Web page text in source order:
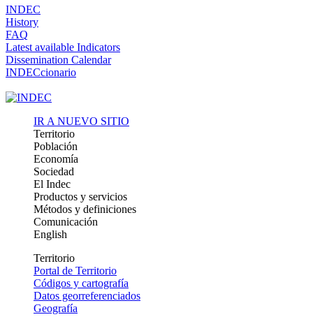
INDEC
History
FAQ
Latest available Indicators
Dissemination Calendar
INDECcionario
IR A NUEVO SITIO
Territorio
Población
Economía
Sociedad
El Indec
Productos y servicios
Métodos y definiciones
Comunicación
English
Territorio
Portal de Territorio
Códigos y cartografía
Datos georreferenciados
Geografía